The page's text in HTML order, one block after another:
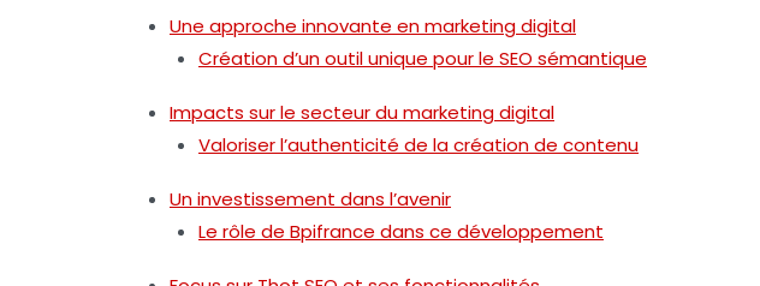
Une approche innovante en marketing digital
Création d’un outil unique pour le SEO sémantique
Impacts sur le secteur du marketing digital
Valoriser l’authenticité de la création de contenu
Un investissement dans l’avenir
Le rôle de Bpifrance dans ce développement